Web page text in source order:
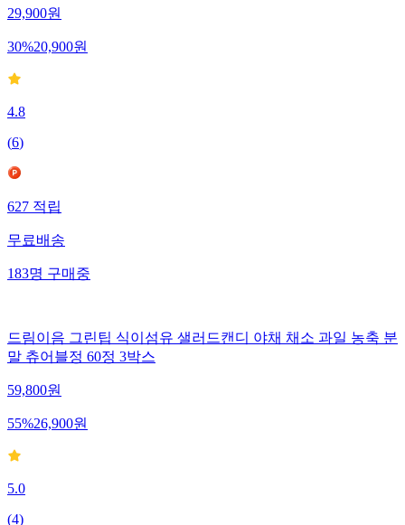
29,900원
30%20,900원
4.8
(6)
627적립
무료배송
183명구매중
드림이음 그린팁 식이섬유 샐러드캔디 야채 채소 과일 농축 분
말 츄어블정 60정 3박스
59,800원
55%26,900원
5.0
(4)